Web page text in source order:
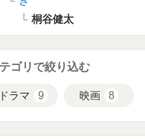
桐谷健太
ゴリで絞り込む
ドラマ 9 映画 8